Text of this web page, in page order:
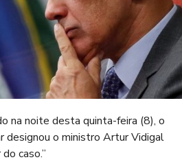
na noite desta quinta-feira (8), o
designou o ministro Artur Vidigal
caso.”